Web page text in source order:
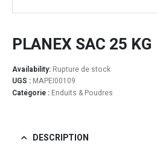
PLANEX SAC 25 KG
Availability: Rupture de stock
UGS : MAPEI00109
Catégorie : Enduits & Poudres
DESCRIPTION